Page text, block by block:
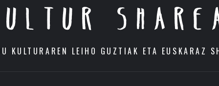
KULTURAREN LEIHO GUZTIAK ETA EUSKARAZ